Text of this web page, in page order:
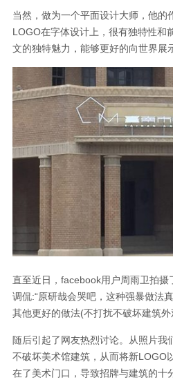
当然，做为一个平面设计大师，他的
LOGO在字体设计上，很有独特性和
文的独特魅力，能够更好的向世界展
直至近日，facebook用户周雨卫拍摄
调侃:“原研哉会哭吧，这种强暴做
其他更好的做法(不打扰不破坏建筑外
随后引起了网友热烈讨论。从照片我
不破坏美术馆建筑，从而将新LOGO
在了美术门口，导致招牌与建筑的十